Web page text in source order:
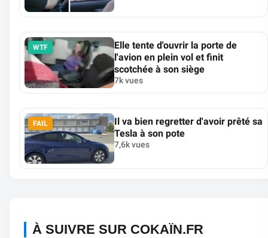
WTF
Elle tente d'ouvrir la porte de
l'avion en plein vol et finit
scotchée à son siège
7k vues
FAIL
Il va bien regretter d'avoir prêté sa
Tesla à son pote
7,6k vues
À SUIVRE SUR COKAÏN.FR